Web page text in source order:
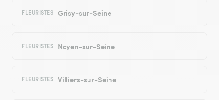
FLEURISTES Grisy-sur-Seine
FLEURISTES Noyen-sur-Seine
FLEURISTES Villiers-sur-Seine